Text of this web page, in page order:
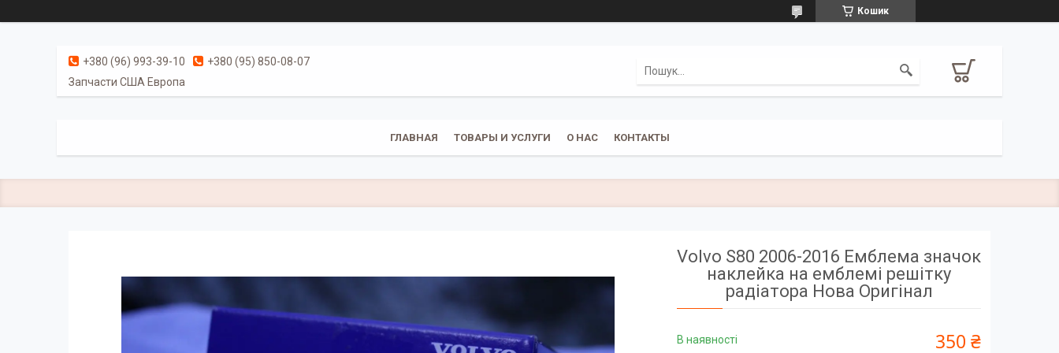
Кошик
+380 (96) 993-39-10
+380 (95) 850-08-07
Запчасти США Европа
ГЛАВНАЯ ТОВАРЫ И УСЛУГИ О НАС КОНТАКТЫ
Volvo S80 2006-2016 Емблема значок
наклейка на емблемі решітку
радіатора Нова Оригінал
В наявності 350 ₴